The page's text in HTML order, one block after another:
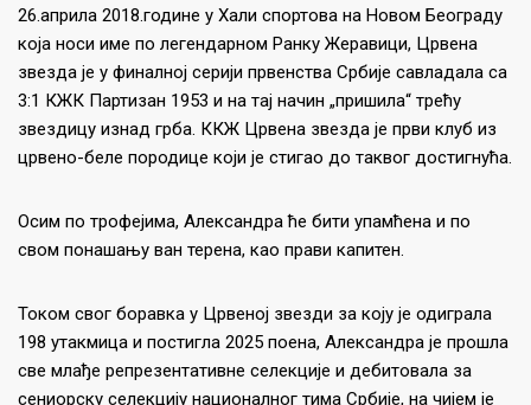
26.априла 2018.године у Хали спортова на Новом Београду
која носи име по легендарном Ранку Жеравици, Црвена
звезда је у финалној серији првенства Србије савладала са
3:1 КЖК Партизан 1953 и на тај начин „пришила“ трећу
звездицу изнад грба. ККЖ Црвена звезда је први клуб из
црвено-беле породице који је стигао до таквог достигнућа.
Осим по трофејима, Александра ће бити упамћена и по
свом понашању ван терена, као прави капитен.
Током свог боравка у Црвеној звезди за коју је одиграла
198 утакмицa и постигла 2025 поена, Александра је прошла
све млађе репрезентативне селекције и дебитовала за
сениорску селекцију националног тима Србије, на чијем је